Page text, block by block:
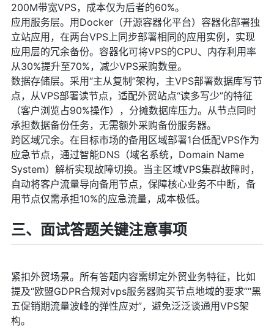
200M带宽VPS，成本仅为后者的60%。
应用服务层。用Docker（开源容器化平台）容器化部署独
立站应用，在两台VPS上同步部署相同的应用实例，实现
应用层的冗余备份。容器化可将VPS的CPU、内存利用率
从30%提升至70%，减少VPS采购数量。
数据存储层。采用“主从复制”架构，主VPS部署数据库写节
点，从VPS部署读节点，适配外贸站点“读多写少”的特征
（客户浏览占90%操作），分摊数据库压力。从节点同时
承担数据备份任务，无需额外采购备份服务器。
跨区域冗余。在目标市场的备用区域部署1台低配VPS作为
应急节点，通过智能DNS（域名系统，Domain Name
System）解析实现故障切换。当主区域VPS集群故障时，
自动将客户流量导向备用节点，保障核心业务不中断，备
用节点仅需承担10%的应急流量，成本极低。
三、面试答题关键注意事项
紧扣外贸场景。所有答题内容需绑定外贸业务特征，比如
提及“欧盟GDPR合规对vps服务器购买节点地域的要求”“黑
五促销期流量波峰的弹性应对”，避免泛泛谈通用VPS架
构。